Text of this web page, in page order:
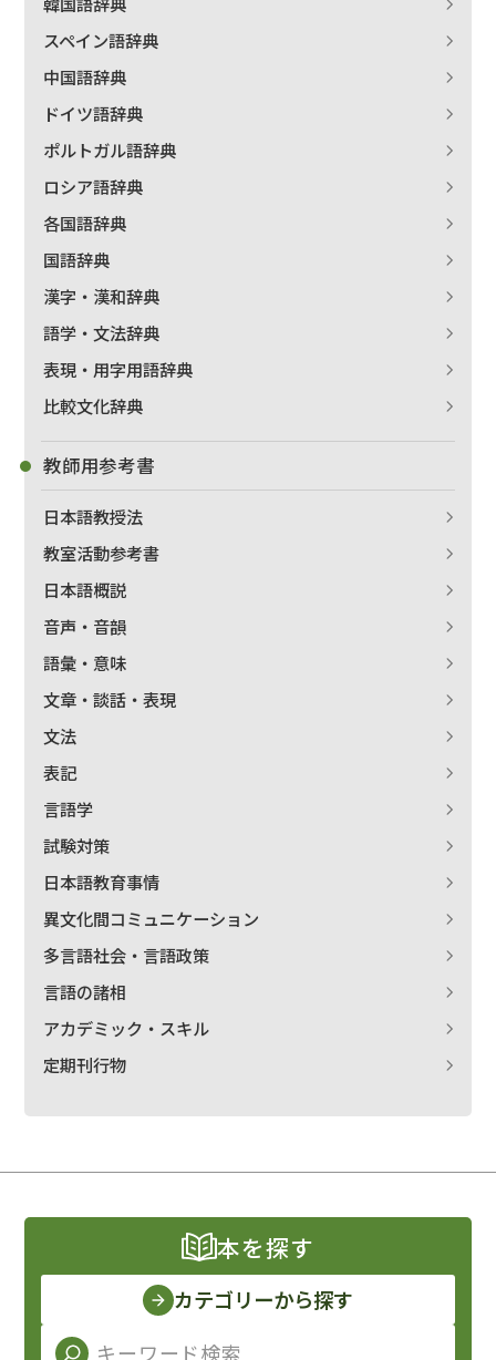
スペイン語辞典
中国語辞典
ドイツ語辞典
ポルトガル語辞典
ロシア語辞典
各国語辞典
国語辞典
漢字・漢和辞典
語学・文法辞典
表現・用字用語辞典
比較文化辞典
教師用参考書
日本語教授法
教室活動参考書
日本語概説
音声・音韻
語彙・意味
文章・談話・表現
文法
表記
言語学
試験対策
日本語教育事情
異文化間コミュニケーション
多言語社会・言語政策
言語の諸相
アカデミック・スキル
定期刊行物
本を探す
カテゴリーから探す